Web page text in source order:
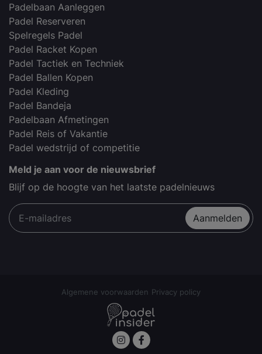
Padelbaan Aanleggen
Padel Reserveren
Spelregels Padel
Padel Racket Kopen
Padel Tactiek en Techniek
Padel Ballen Kopen
Padel Kleding
Padel Bandeja
Padelbaan Afmetingen
Padel Reis of Vakantie
Padel wedstrijd of competitie
Meld je aan voor de nieuwsbrief
Blijf op de hoogte van het laatste padelnieuws
Aanmelden
Algemene voorwaarden Privacy policy